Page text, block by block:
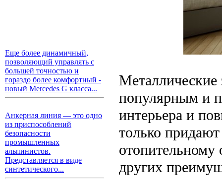
Еще более динамичный,
позволяющий управлять с
большей точностью и
гораздо более комфортный -
новый Mercedes G класса...
Анкерная линия — это одно
из приспособлений
безопасности
промышленных
альпинистов.
Представляется в виде
синтетического...
Металлические
популярным и
интерьера и
только
других